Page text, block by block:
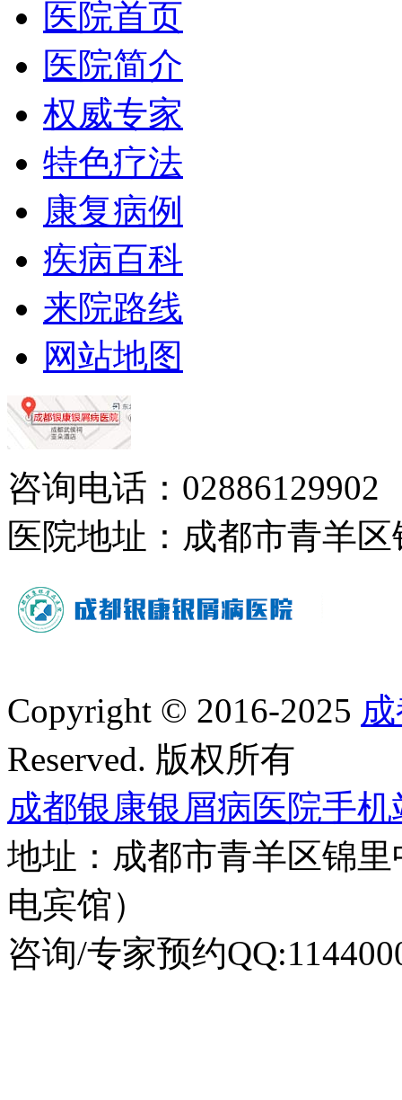
医院首页
医院简介
权威专家
特色疗法
康复病例
疾病百科
来院路线
网站地图
咨询电话：02886129902
医院地址：成都市青羊
Copyright © 2016-2025
Reserved. 版权所有
成都银康银屑病医院手机
地址：成都市青羊区锦
电宾馆）
咨询/专家预约